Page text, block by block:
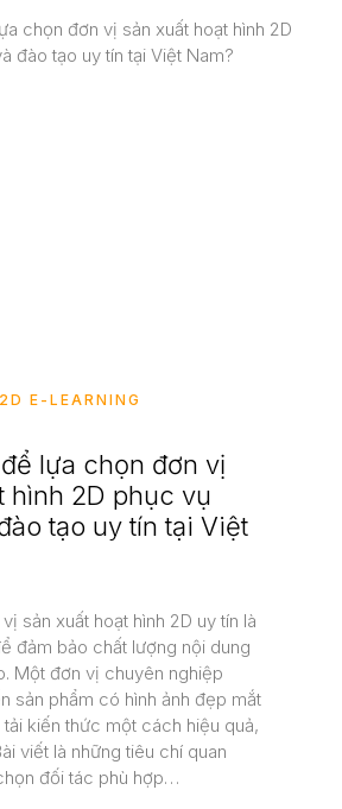
2D E-LEARNING
lựa chọn đơn vị
hình 2D phục vụ
tạo uy tín tại Việt
sản xuất hoạt hình 2D uy tín là
đảm bảo chất lượng nội dung
Một đơn vị chuyên nghiệp
sản phẩm có hình ảnh đẹp mắt
kiến thức một cách hiệu quả,
viết là những tiêu chí quan
đối tác phù hợp…